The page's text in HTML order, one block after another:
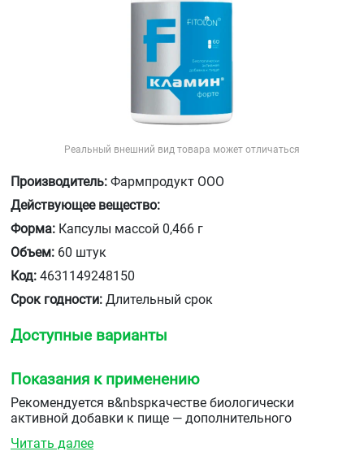
Реальный внешний вид товара может отличаться
Производитель: Фармпродукт ООО
Действующее вещество:
Форма: Капсулы массой 0,466 г
Объем: 60 штук
Код: 4631149248150
Срок годности: Длительный срок
Доступные варианты
Показания к применению
Рекомендуется в&nbspкачестве биологически
активной добавки к пище — дополнительного
Читать далее